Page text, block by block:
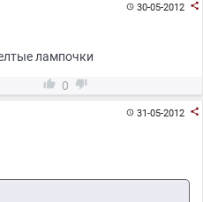
30-05-2012 
лампочки
 0 
31-05-2012 